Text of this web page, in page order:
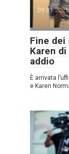
09.01.2026
Fine dei
Karen
addio
È arrivata
e Karen